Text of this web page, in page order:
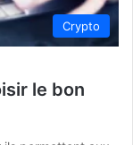
Crypto
le bon